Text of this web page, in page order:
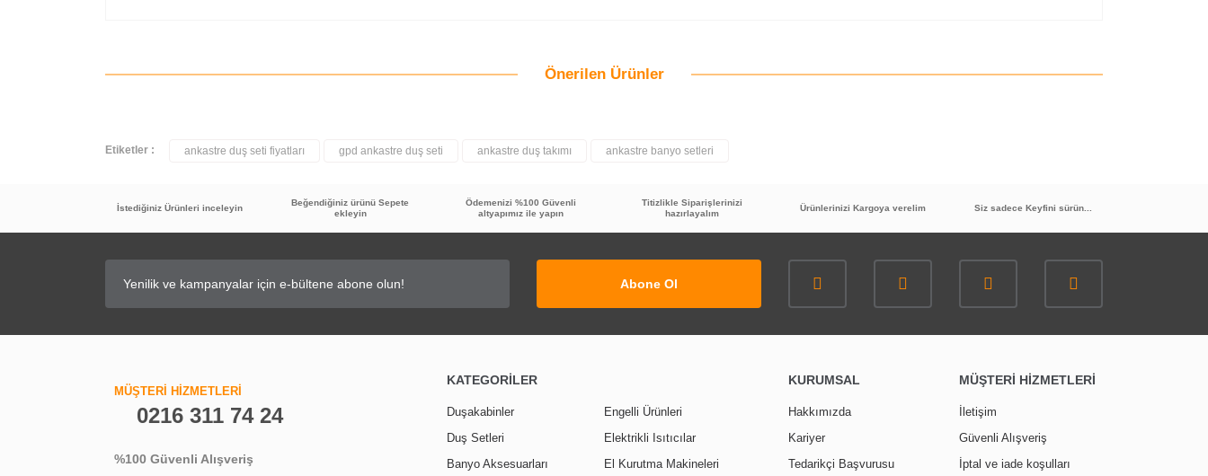
Bu ürüne ilk yorumu siz yapın!
Önerilen Ürünler
Etiketler : ankastre duş seti fiyatları gpd ankastre duş seti ankastre duş takımı ankastre banyo setleri
İstediğiniz Ürünleri inceleyin
Beğendiğiniz ürünü Sepete
ekleyin
Ödemenizi %100 Güvenli
altyapımız ile yapın
Titizlikle Siparişlerinizi
hazırlayalım
Ürünlerinizi Kargoya verelim Siz sadece Keyfini sürün...
Abone Ol
MÜŞTERİ HİZMETLERİ
0216 311 74 24
%100 Güvenli Alışveriş
KATEGORİLER
Duşakabinler
Duş Setleri
Banyo Aksesuarları
Engelli Ürünleri
Elektrikli Isıtıcılar
El Kurutma Makineleri
KURUMSAL
Hakkımızda
Kariyer
Tedarikçi Başvurusu
MÜŞTERİ HİZMETLERİ
İletişim
Güvenli Alışveriş
İptal ve iade koşulları